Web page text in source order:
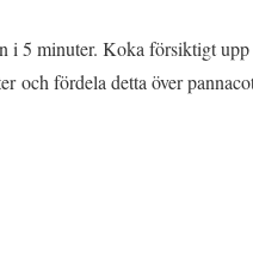
5 minuter. Koka försiktigt
och fördela detta över